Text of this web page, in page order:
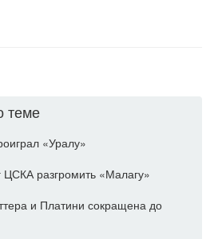
теме
«Уралу»
разгромить «Малагу»
и Платини сокращена до